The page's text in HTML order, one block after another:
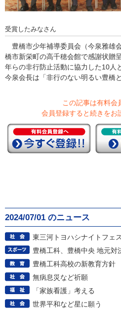
受賞したみなさん
豊橋市少年補導委員会（今泉雅雄
橋市新栄町の高千穂会館で感謝状贈
年らの非行防止活動に協力した10
今泉会長は「非行のない明るい豊橋
この記事は有料会
会員登録すると続きをお
2024/07/01 のニュース
東三河トヨハシナイトフェ
豊橋工科、豊橋中央 地元対
豊橋工科高校の新教育方針
無病息災など祈願
「家族看護」考える
世界平和など星に願う